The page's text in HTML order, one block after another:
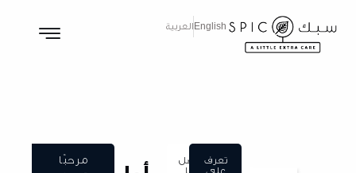
Englishالعربية
اتصل
بنا